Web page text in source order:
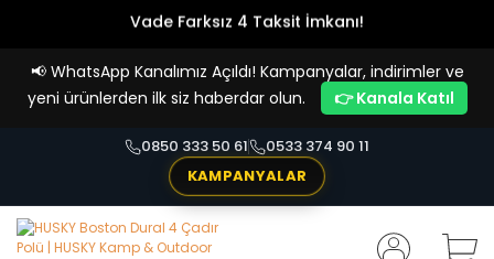
Vade Farksız 4 Taksit İmkanı!
📢 WhatsApp Kanalımız Açıldı! Kampanyalar, indirimler ve
yeni ürünlerden ilk siz haberdar olun.
👉 Kanala Katıl
0850 333 50 61
0533 374 90 11
KAMPANYALAR